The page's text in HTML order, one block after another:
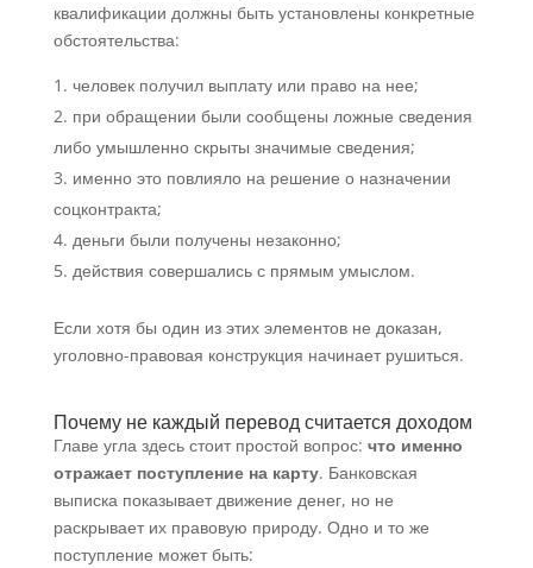
квалификации должны быть установлены конкретные
обстоятельства:
человек получил выплату или право на нее;
при обращении были сообщены ложные сведения
либо умышленно скрыты значимые сведения;
именно это повлияло на решение о назначении
соцконтракта;
деньги были получены незаконно;
действия совершались с прямым умыслом.
Если хотя бы один из этих элементов не доказан,
уголовно-правовая конструкция начинает рушиться.
Почему не каждый перевод считается доходом
Главе угла здесь стоит простой вопрос: что именно
отражает поступление на карту. Банковская
выписка показывает движение денег, но не
раскрывает их правовую природу. Одно и то же
поступление может быть: